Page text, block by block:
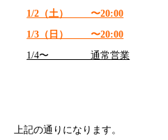
1/2（土） 〜20:00
1/3（日） 〜20:00
1/4〜 通常営業
上記の通りになります。